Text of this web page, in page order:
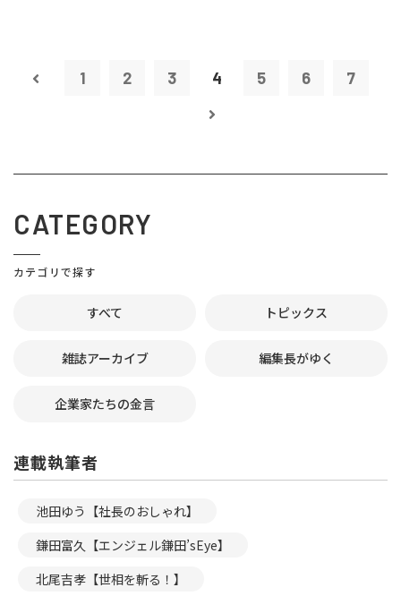
1 2 3 4 5 6 7
CATEGORY
カテゴリで探す
すべて トピックス
雑誌アーカイブ 編集長がゆく
企業家たちの金言
連載執筆者
池田ゆう【社長のおしゃれ】
鎌田富久【エンジェル鎌田’sEye】
北尾吉孝【世相を斬る！】